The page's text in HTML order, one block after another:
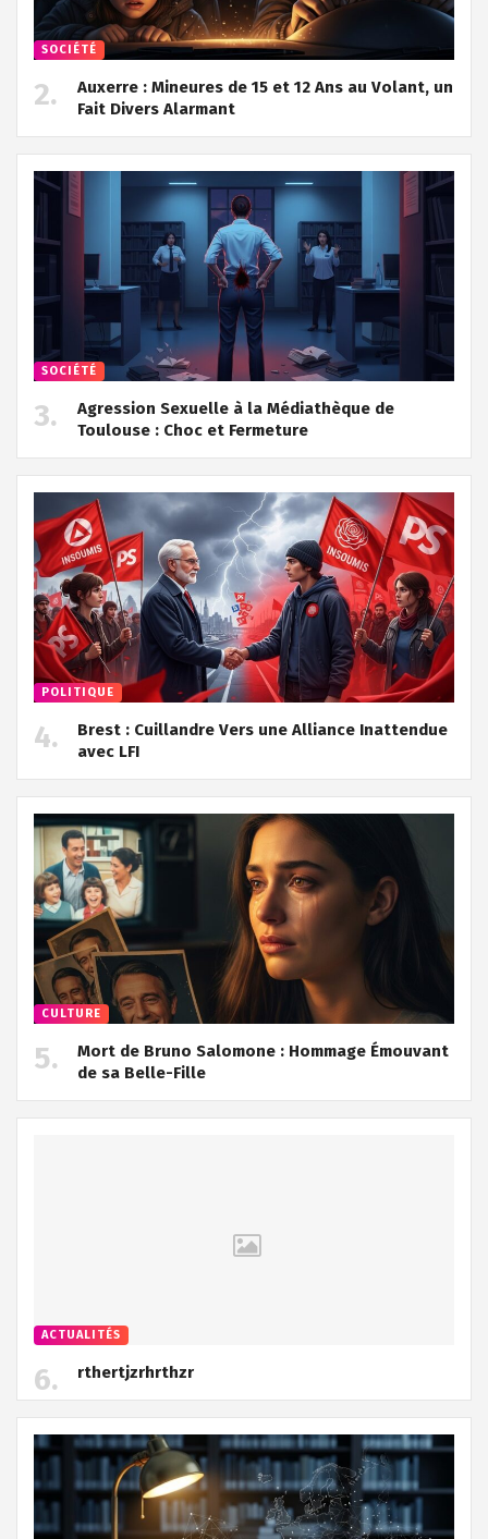
SOCIÉTÉ
Auxerre : Mineures de 15 et 12 Ans au Volant, un
Fait Divers Alarmant
SOCIÉTÉ
Agression Sexuelle à la Médiathèque de
Toulouse : Choc et Fermeture
POLITIQUE
Brest : Cuillandre Vers une Alliance Inattendue
avec LFI
CULTURE
Mort de Bruno Salomone : Hommage Émouvant
de sa Belle-Fille
ACTUALITÉS
rthertjzrhrthzr